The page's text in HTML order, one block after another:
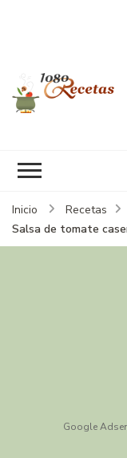
Inicio Recetas
Salsa de tomate
Google